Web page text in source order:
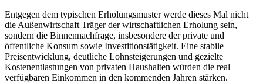
Entgegen dem typischen Erholungsmuster werde dieses Mal nicht
die Außenwirtschaft Träger der wirtschaftlichen Erholung sein,
sondern die Binnennachfrage, insbesondere der private und
öffentliche Konsum sowie Investitionstätigkeit. Eine stabile
Preisentwicklung, deutliche Lohnsteigerungen und gezielte
Kostenentlastungen von privaten Haushalten würden die real
verfügbaren Einkommen in den kommenden Jahren stärken.